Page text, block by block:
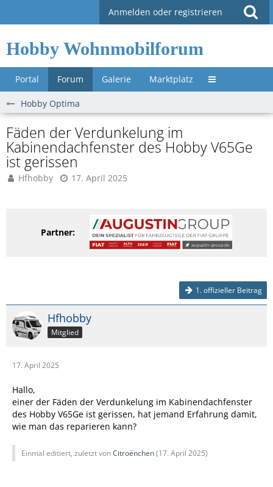
Anmelden oder registrieren
Hobby Wohnmobilforum
Portal Forum Galerie Marktplatz Untermenü »
Hobby Optima
Fäden der Verdunkelung im
Kabinendachfenster des Hobby V65Ge
ist gerissen
Hfhobby 17. April 2025
Partner:
1. offizieller Beitrag
Hfhobby
Mitglied
17. April 2025
Hallo,
einer der Fäden der Verdunkelung im Kabinendachfenster
des Hobby V65Ge ist gerissen, hat jemand Erfahrung damit,
wie man das reparieren kann?
Einmal editiert, zuletzt vonCitroënchen(17. April 2025)